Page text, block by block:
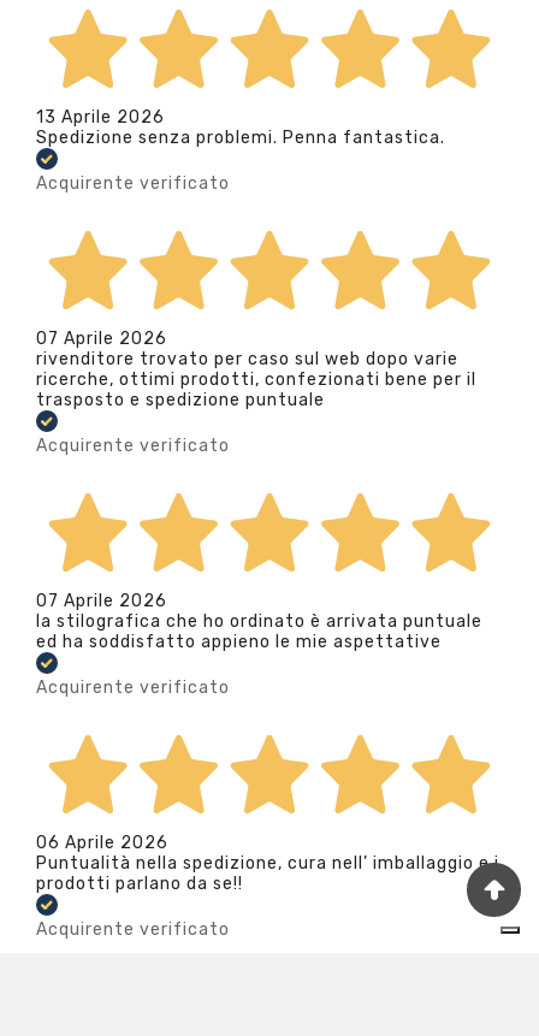
13 Aprile 2026
Spedizione senza problemi. Penna fantastica.
Acquirente verificato
07 Aprile 2026
rivenditore trovato per caso sul web dopo varie
ricerche, ottimi prodotti, confezionati bene per il
trasposto e spedizione puntuale
Acquirente verificato
07 Aprile 2026
la stilografica che ho ordinato è arrivata puntuale
ed ha soddisfatto appieno le mie aspettative
Acquirente verificato
06 Aprile 2026
Puntualità nella spedizione, cura nell’ imballaggio e i
prodotti parlano da se!!
Acquirente verificato